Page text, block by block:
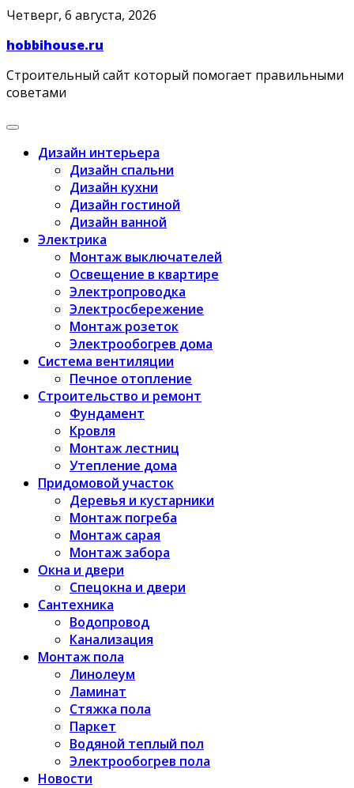
Skip
content
Четверг, 6 августа, 2026
hobbihouse.ru
Строительный сайт который помогает правильными
советами
Дизайн интерьера
Дизайн спальни
Дизайн кухни
Дизайн гостиной
Дизайн ванной
Электрика
Монтаж выключателей
Освещение в квартире
Электропроводка
Электросбережение
Монтаж розеток
Электрообогрев дома
Система вентиляции
Печное отопление
Строительство и ремонт
Фундамент
Кровля
Монтаж лестниц
Утепление дома
Придомовой участок
Деревья и кустарники
Монтаж погреба
Монтаж сарая
Монтаж забора
Окна и двери
Спецокна и двери
Сантехника
Водопровод
Канализация
Монтаж пола
Линолеум
Ламинат
Стяжка пола
Паркет
Водяной теплый пол
Электрообогрев пола
Новости